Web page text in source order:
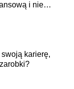
i nie
karierę,